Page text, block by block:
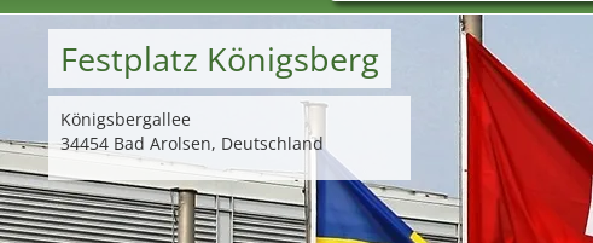
Festplatz Königsberg
Königsbergallee
34454 Bad Arolsen, Deutschland
Messenamen Länder